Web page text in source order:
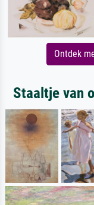
Ontdek
Staaltje van